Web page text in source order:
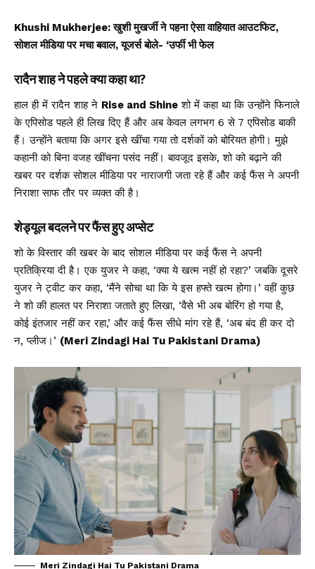
Khushi Mukherjee: खुशी मुखर्जी ने पहना ऐसा वाहियात आउटफिट,
सोशल मीडिया पर मचा बवाल, यूजर्स बोले- ‘उर्फी भी फेल
रादैन शाह ने पहले क्या कहा था?
हाल ही में रादैन शाह ने Rise and Shine शो में कहा था कि उन्होंने फिनाले
के एपिसोड पहले ही लिख दिए हैं और अब केवल लगभग 6 से 7 एपिसोड बाकी
हैं। उन्होंने बताया कि अगर इसे खींचा गया तो दर्शकों को बोरियत होगी। मुझे
कहानी को बिना वजह खींचना पसंद नहीं। बावजूद इसके, शो को बढ़ाने की
खबर पर दर्शक सोशल मीडिया पर नाराजगी जता रहे हैं और कई फैंस ने अपनी
निराशा साफ तौर पर व्यक्त की है।
शेड्यूल बदलने पर फैंस हुए अप्सेट
शो के विस्तार की खबर के बाद सोशल मीडिया पर कई फैंस ने अपनी
प्रतिक्रिया दी है। एक युजर ने कहा, ‘क्या ये खत्म नहीं हो रहा?’ जबकि दूसरे
युजर ने ट्वीट कर कहा, ‘मैंने सोचा था कि ये इस हफ्ते खत्म होगा।’ वहीं कुछ
ने शो की हालत पर निराशा जताते हुए लिखा, ‘वैसे भी अब बोरिंग हो गया है,
कोई इंतजार नहीं कर रहा,’ और कई फैंस सीधे मांग रहे हैं, ‘अब बंद ही कर दो
न, प्लीज।’ (Meri Zindagi Hai Tu Pakistani Drama)
Meri Zindagi Hai Tu Pakistani Drama